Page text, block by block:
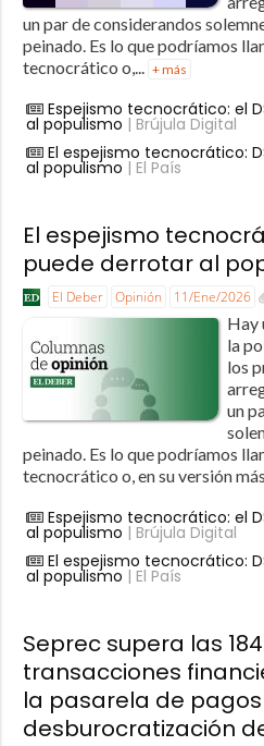
un par de considerandos
peinado. Es lo que podríamos
tecnocrático o,... + más
Espejismo tecnocrático: el
al populismo | Brújula Digital
El espejismo tecnocrático:
al populismo | El País
El espejismo
puede derrotar al
El Deber Opinión 11/Ene/2026
Hay
la
los
un
peinado. Es lo que podríamos
tecnocrático o, en su versión
Espejismo tecnocrático: el
al populismo | Brújula Digital
El espejismo tecnocrático:
al populismo | El País
Seprec supera las
transacciones
la pasarela de
desburocratización